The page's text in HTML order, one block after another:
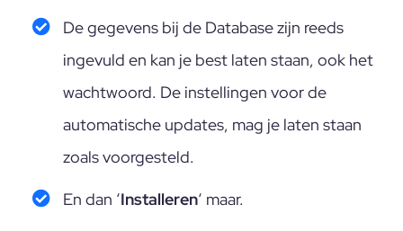
De gegevens bij de Database zijn reeds
ingevuld en kan je best laten staan, ook het
wachtwoord. De instellingen voor de
automatische updates, mag je laten staan
zoals voorgesteld.
En dan ‘Installeren‘ maar.